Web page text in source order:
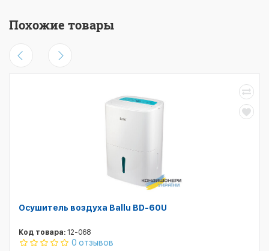
Похожие товары
Осушитель воздуха Ballu BD-60U
Код товара: 12-068
0 отзывов